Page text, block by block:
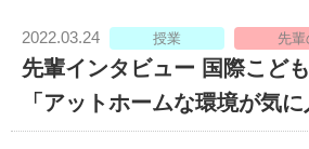
2022.03.24 授業 先
先輩インタビュー 国際こど
「アットホームな環境が気に